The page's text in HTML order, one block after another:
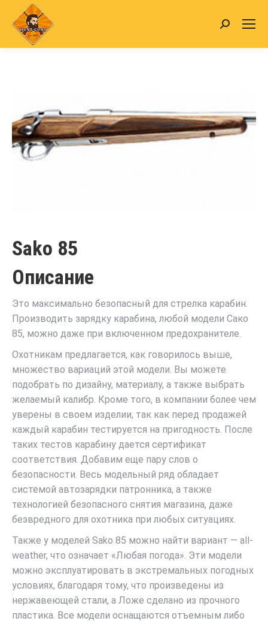
Search:
Sako 85
Описание
Это максимально безопасный для стрелка карабин.
Производить зарядку карабина, любой модели Сако
85, можно даже при включенном предохранителе.
Охотникам предлагается, как говорилось выше,
множество вариаций этой модели. Вы можете
подобрать по дизайну, материалу, а также выбрать
желаемый калибр. Кроме того, в компании более чем
уверены в своем изделии, так как перед продажей
каждый карабин тестируется на пригодность. После
таких тестов карабину дается сертификат
соответствия. Добавим еще пару слов о
безопасности. Весь модельный ряд обладает
системой автозарядки патронника, а также
технологией безопасного снятия магазина, даже
безвредного для охотника при любых ситуациях.
Также у моделей Sako 85 можно найти вариант — all-
weather, что означает «Любая погода». Эти модели
можно эксплуатировать в экстремальных погодных
условиях, благодаря тому, что произведены из
нержавеющей стали, а Ложе сделано из прочного
пластика. Все модели оснащаются отъемным либо